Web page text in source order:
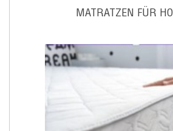
MATRATZEN FÜR